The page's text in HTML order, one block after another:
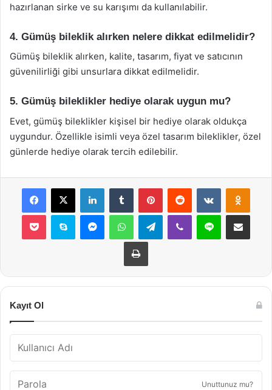
hazırlanan sirke ve su karışımı da kullanılabilir.
4. Gümüş bileklik alırken nelere dikkat edilmelidir?
Gümüş bileklik alırken, kalite, tasarım, fiyat ve satıcının
güvenilirliği gibi unsurlara dikkat edilmelidir.
5. Gümüş bileklikler hediye olarak uygun mu?
Evet, gümüş bileklikler kişisel bir hediye olarak oldukça
uygundur. Özellikle isimli veya özel tasarım bileklikler, özel
günlerde hediye olarak tercih edilebilir.
Facebook
X LinkedInTumblr PinterestReddit VKontakte
Pocket Skype MessengerWhatsAppTelegramViber Line E-Posta ile
Yazdır
Kayıt Ol
Unuttunuz mu?